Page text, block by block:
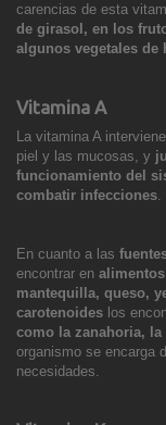
carencias de esta
de girasol, en los
algunos vegetales de
Vitamina A
La vitamina A
piel y las mucosas, y
funcionamiento del
combatir infecciones.
En cuanto a las
encontrar en
mantequilla, queso,
carotenoides los
como la zanahoria,
organismo se encarga
necesidades.